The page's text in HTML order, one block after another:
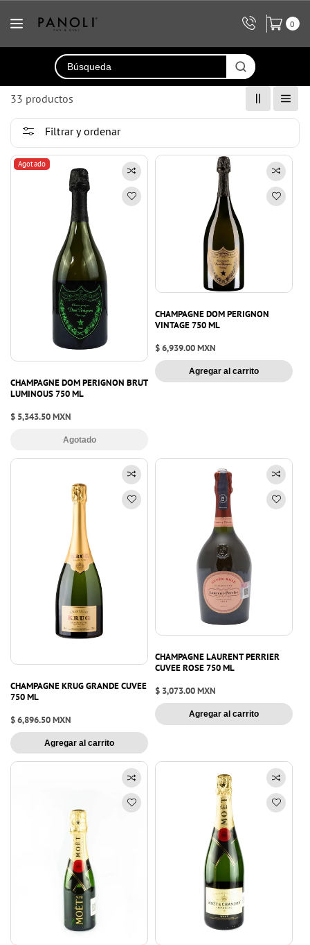
0
33 productos
Filtrar y ordenar
Agotado
CHAMPAGNE DOM PERIGNON BRUT
LUMINOUS 750 ML
Precio
$ 5,343.50 MXN
Agotado
CHAMPAGNE DOM PERIGNON
VINTAGE 750 ML
Precio
habitual
$ 6,939.00 MXN
Agregar al carrito
CHAMPAGNE KRUG GRANDE CUVEE
750 ML
Precio
habitual
$ 6,896.50 MXN
Agregar al carrito
CHAMPAGNE LAURENT PERRIER
CUVEE ROSE 750 ML
Precio
habitual
$ 3,073.00 MXN
Agregar al carrito